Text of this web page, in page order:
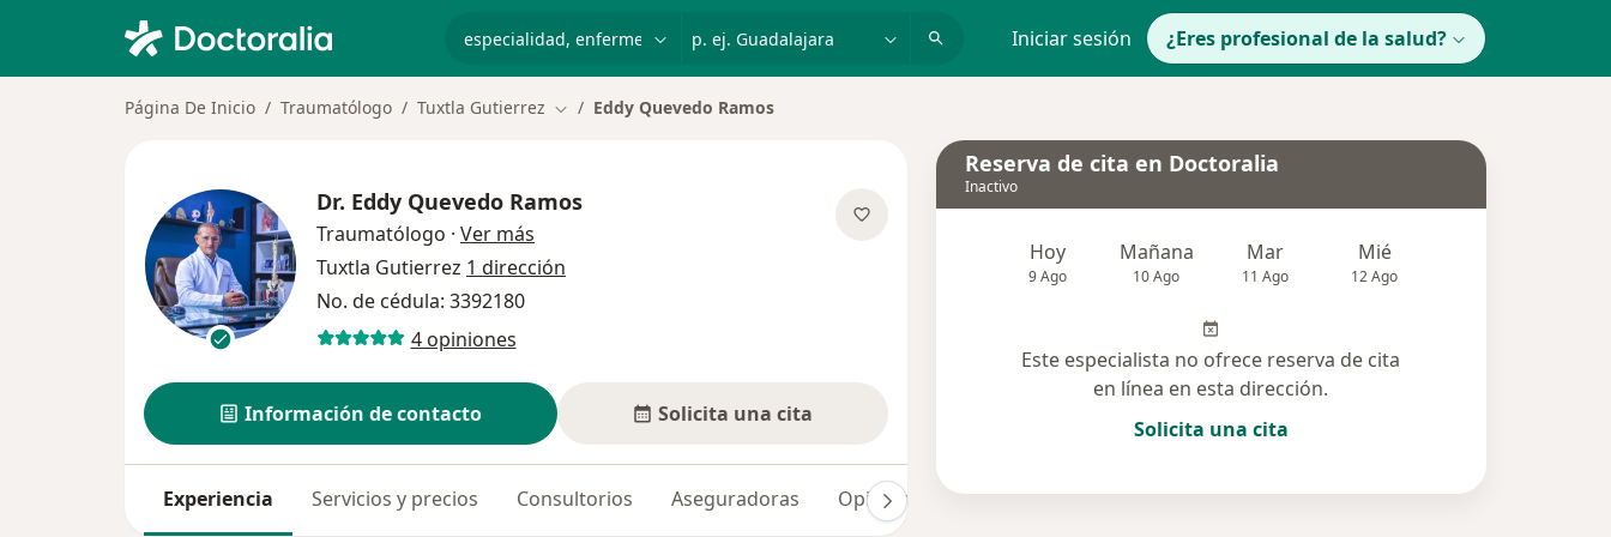
Iniciar sesión ¿Eres profesional de la salud?
Página De Inicio Traumatólogo Tuxtla Gutierrez Cambiar de ciudad
Eddy Quevedo Ramos
Dr. Eddy Quevedo Ramos
Traumatólogo · Ver más
Tuxtla Gutierrez 1 dirección
No. de cédula: 3392180
4 opiniones
Información de contacto Solicita una cita
Experiencia Servicios y precios Consultorios Aseguradoras Opiniones (4)
Reserva de cita en Doctoralia
Inactivo
Hoy
9 Ago
Mañana
10 Ago
Mar
11 Ago
Mié
12 Ago
Este especialista no ofrece reserva de cita
en línea en esta dirección.
Solicita una cita